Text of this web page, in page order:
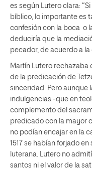
es según Lutero clara:
bíblico, lo importante es
confesión con la boca o
deduciría que la
pecador, de acuerdo a la
Martín Lutero rechazaba
de la predicación de
sinceridad. Pero aunque
indulgencias -que en
complemento del
predicado con la mayor
no podían encajar en la
1517 se habían forjado
luterana. Lutero no
santos ni el valor de la